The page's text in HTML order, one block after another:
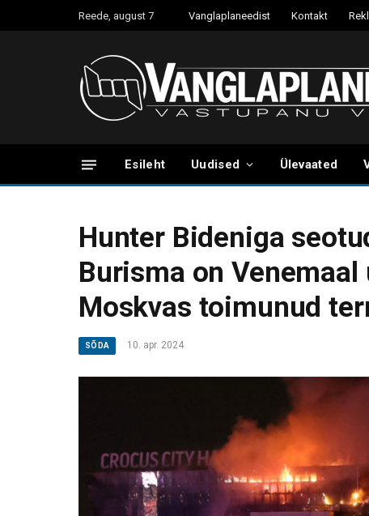
Reede, august 7 Vanglaplaneedist Kontakt
Esileht Uudised Ülevaated
Hunter Bideniga
Burisma on
Moskvas toimunud
SÕDA 10. apr. 2024